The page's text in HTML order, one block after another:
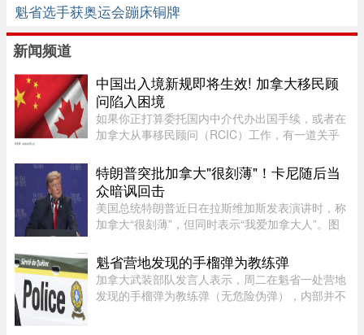
魁省选手获奥运会蹦床铜牌
新闻频道
中国出入境新规即将生效! 加拿大移民顾
问陷入困境
如果你正打算委托国内中介代办出国手续，或者在
加拿大从事移民顾问（RCIC）工作，有一道关乎
841 号——《国务院关于出境入境管理的规定》
——已于 2026 年 7 月 22 日 ...
特朗普突批加拿大"很刻薄"！卡尼随后当
众暗讽回击
美国总统特朗普近日在拉斯维加斯发表演讲时，称
加拿大“很刻薄”，但同时表示“我爱加拿大人”。图
Casino Resort Spa 发表演讲，宣传华盛顿的经济
议程。他在发言中谈到 ...
魁省营地发现的手榴弹为教练弹
加拿大武装部队发言人表示，周二在魁省一处营地
发现的手榴弹为教练弹（无危险伪弹），内部并不